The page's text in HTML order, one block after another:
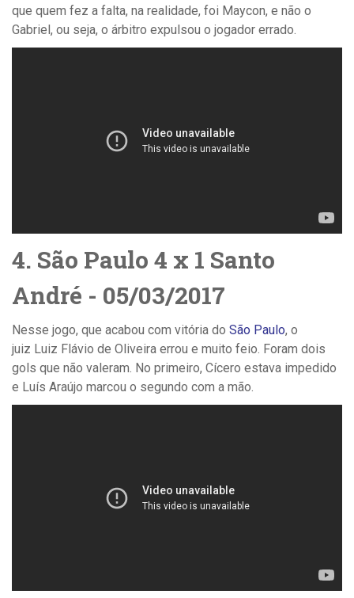
que quem fez a falta, na realidade, foi Maycon, e não o
Gabriel, ou seja, o árbitro expulsou o jogador errado.
4. São Paulo 4 x 1 Santo
André - 05/03/2017
Nesse jogo, que acabou com vitória do São Paulo, o
juiz Luiz Flávio de Oliveira errou e muito feio. Foram dois
gols que não valeram. No primeiro, Cícero estava impedido
e Luís Araújo marcou o segundo com a mão.